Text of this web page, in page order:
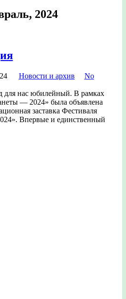
2024
Новости и архив
No
для нас юбилейный. В рамках
— 2024» была объявлена
заставка Фестиваля
Впервые и единственный